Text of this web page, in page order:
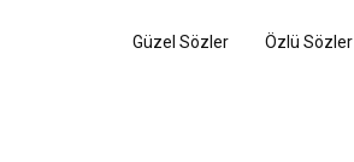
Güzel Sözler Özlü Sözler